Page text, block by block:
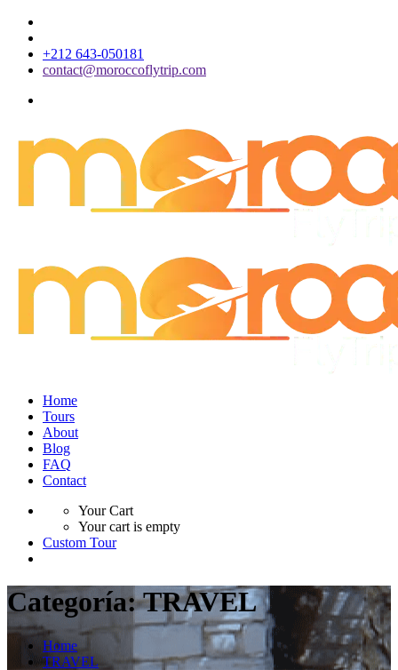
+212 643-050181
contact@moroccoflytrip.com
Home
Tours
About
Blog
FAQ
Contact
Your Cart
Your cart is empty
Custom Tour
Categoría:TRAVEL
Home
TRAVEL